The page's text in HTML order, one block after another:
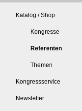
Katalog / Shop
Kongresse
Referenten
Themen
Kongressservice
Newsletter